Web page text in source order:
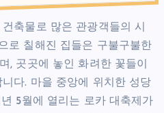
축물로 많은 관광객들의 시
로 칠해진 집들은 구불구불한
, 곳곳에 놓인 화려한 꽃들이
다. 마을 중앙에 위치한 성당
5월에 열리는 로카 대축제가